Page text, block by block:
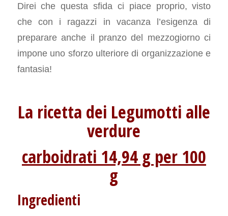
Direi che questa sfida ci piace proprio, visto
che con i ragazzi in vacanza l’esigenza di
preparare anche il pranzo del mezzogiorno ci
impone uno sforzo ulteriore di organizzazione e
fantasia!
La ricetta dei Legumotti alle
verdure
carboidrati 14,94 g per 100
g
Ingredienti